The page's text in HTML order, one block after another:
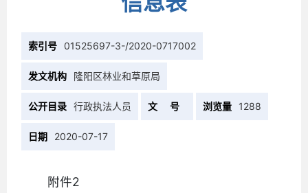
索引号 01525697-3-/2020-0717002
发文机构 隆阳区林业和草原局
公开目录 行政执法人员 文 号 浏览量 1288
日期 2020-07-17
附件2